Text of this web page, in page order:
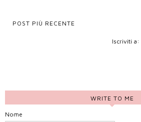
POST PIÙ RECENTE
Iscriviti a:
WRITE TO ME
Nome